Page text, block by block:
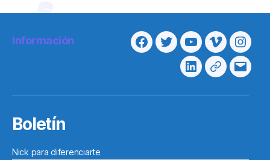
Información
Facebook
TwitterYoutubeVimeo
LinkedinTelegram
Boletín
Nick para diferenciarte